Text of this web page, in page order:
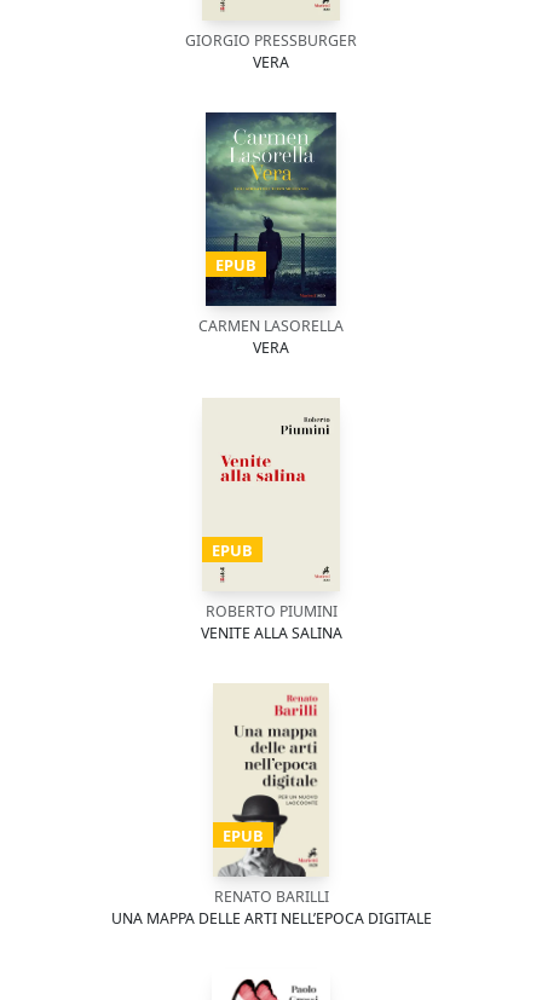
GIORGIO PRESSBURGER
VERA
EPUB
CARMEN LASORELLA
VERA
EPUB
ROBERTO PIUMINI
VENITE ALLA SALINA
EPUB
RENATO BARILLI
UNA MAPPA DELLE ARTI NELL’EPOCA DIGITALE